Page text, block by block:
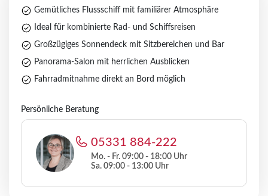
Gemütliches Flussschiff mit familiärer Atmosphäre
Ideal für kombinierte Rad- und Schiffsreisen
Großzügiges Sonnendeck mit Sitzbereichen und Bar
Panorama-Salon mit herrlichen Ausblicken
Fahrradmitnahme direkt an Bord möglich
Persönliche Beratung
05331 884-222
Mo. - Fr. 09:00 - 18:00 Uhr
Sa. 09:00 - 13:00 Uhr